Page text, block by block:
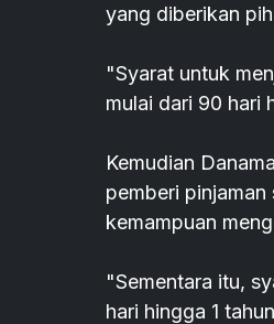
yang diberikan
"Syarat untuk
mulai dari 90 hari
Kemudian
pemberi
kemampuan
"Sementara itu,
hari hingga 1